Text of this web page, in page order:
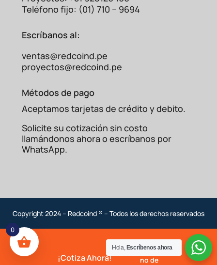
Rele Térmico
MT-32-0.82
Sí (tras
enfriarse y
resetear)
No
Teléfono fijo: (01) 710 – 9694
Escríbanos al:
ventas@redcoind.pe
proyectos@redcoind.pe
Métodos de pago
Aceptamos tarjetas de crédito y debito.
Solicite su cotización sin costo
llamándonos ahora o escríbanos por
WhatsApp.
Copyright 2024 – Redcoind ® – Todos los derechos reservados
¡Cotiza Ahora!
Hola, Escríbenos ahora
0